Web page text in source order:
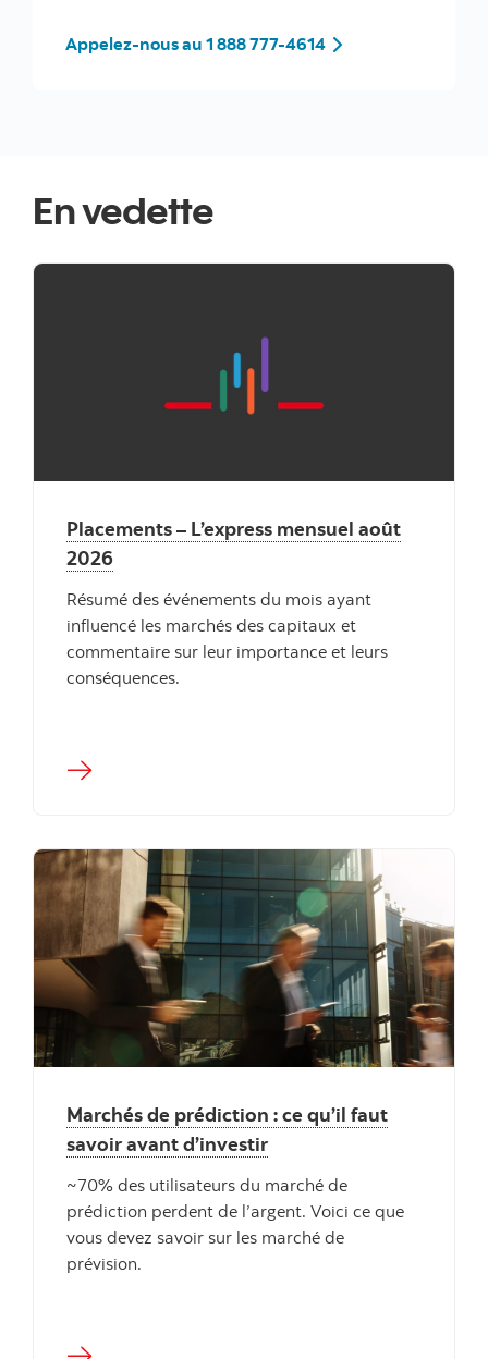
Appelez-nous au 1 888 777-4614Tel: 1 888 777-4614
En vedette
Placements – L’express mensuel août
2026
Résumé des événements du mois ayant
influencé les marchés des capitaux et
commentaire sur leur importance et leurs
conséquences.
"" ""
Marchés de prédiction : ce qu’il faut
savoir avant d’investir
~70% des utilisateurs du marché de
prédiction perdent de l’argent. Voici ce que
vous devez savoir sur les marché de
prévision.